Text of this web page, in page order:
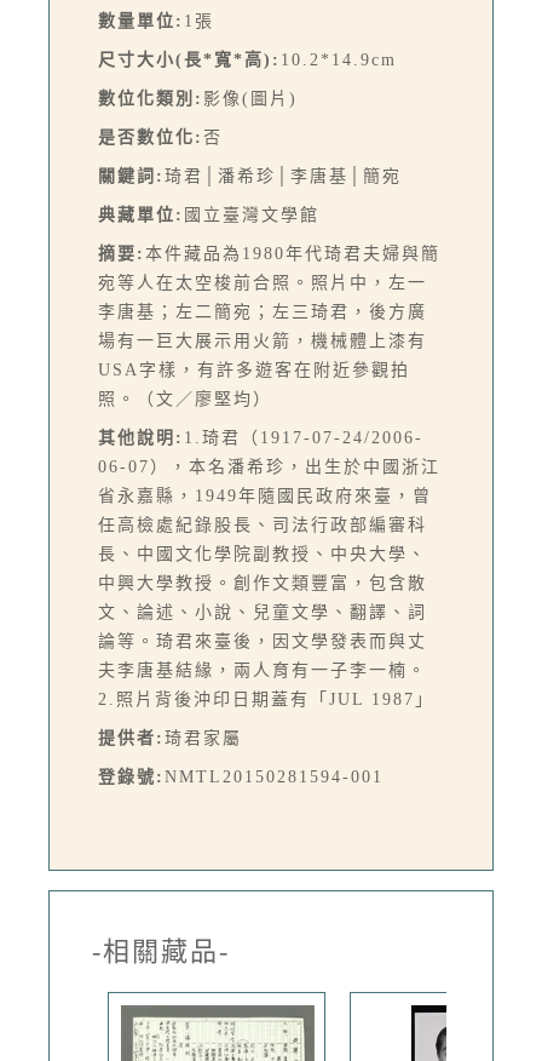
數量單位: 1張
尺寸大小(長*寬*高): 10.2*14.9cm
數位化類別: 影像(圖片)
是否數位化: 否
關鍵詞: 琦君│潘希珍│李唐基│簡宛
典藏單位: 國立臺灣文學館
摘要: 本件藏品為1980年代琦君夫婦與簡
宛等人在太空梭前合照。照片中，左一
李唐基；左二簡宛；左三琦君，後方廣
場有一巨大展示用火箭，機械體上漆有
USA字樣，有許多遊客在附近參觀拍
照。（文／廖堅均）
其他說明: 1.琦君（1917-07-24/2006-
06-07），本名潘希珍，出生於中國浙江
省永嘉縣，1949年隨國民政府來臺，曾
任高檢處紀錄股長、司法行政部編審科
長、中國文化學院副教授、中央大學、
中興大學教授。創作文類豐富，包含散
文、論述、小說、兒童文學、翻譯、詞
論等。琦君來臺後，因文學發表而與丈
夫李唐基結緣，兩人育有一子李一楠。
2.照片背後沖印日期蓋有「JUL 1987」
提供者: 琦君家屬
登錄號: NMTL20150281594-001
-相關藏品-